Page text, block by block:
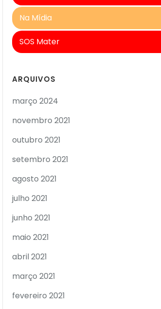
Na Mídia
SOS Mater
ARQUIVOS
março 2024
novembro 2021
outubro 2021
setembro 2021
agosto 2021
julho 2021
junho 2021
maio 2021
abril 2021
março 2021
fevereiro 2021